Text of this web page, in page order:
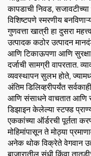
कापडाची निवड,
विशिष्टपणे स्मरणीय
गुणवत्ता खात्री हा दुसरा
उत्पादक कठोर उत्पादन
आणि टिकाऊपणा आणि
दर्जाची सामग्री वापरतात.
व्यवस्थापन सुलभ होते,
अंतिम डिलिव्हरीपर्यंत
आणि संसाधने वाचतात आणि
डिझाइन केलेल्या स्टफ्ड
एककांच्या ऑर्डरची पूर्तता
मोहिमांपासून ते मोठ्या
अनेक थोक विक्रेते वेगवान